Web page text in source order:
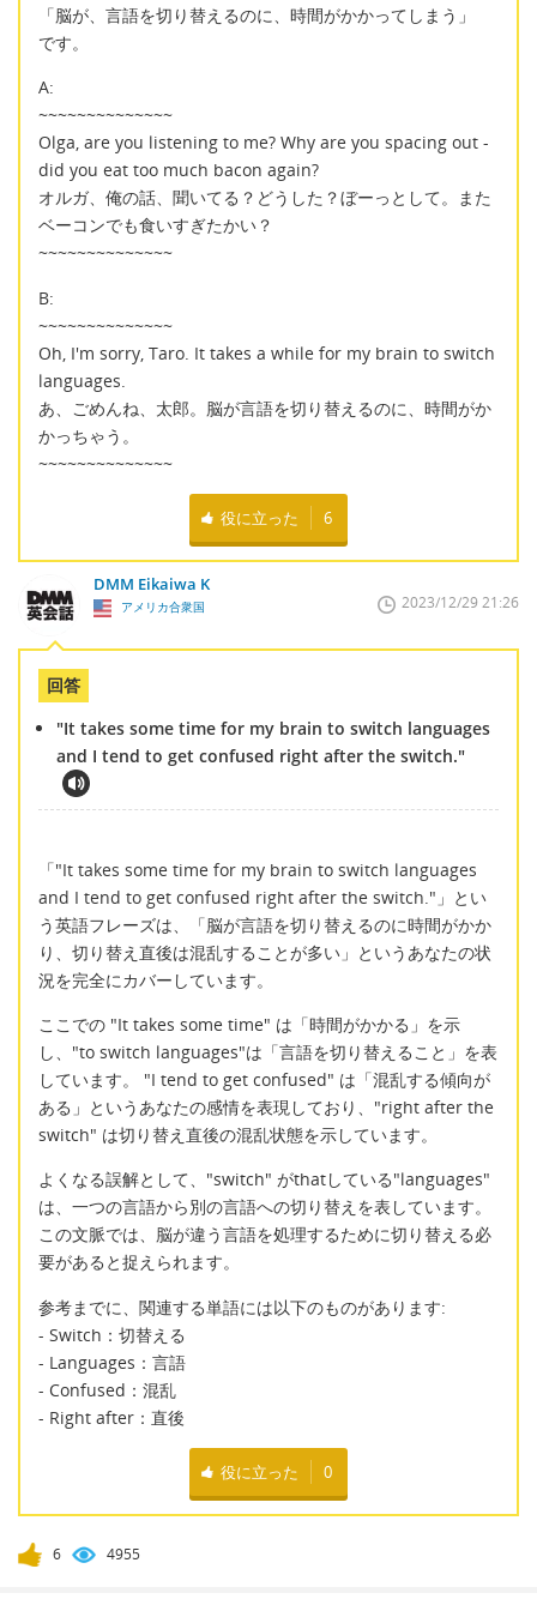
「脳が、言語を切り替えるのに、時間がかかってしまう」
です。
A:
~~~~~~~~~~~~~~
Olga, are you listening to me? Why are you spacing out -
did you eat too much bacon again?
オルガ、俺の話、聞いてる？どうした？ぼーっとして。また
ベーコンでも食いすぎたかい？
~~~~~~~~~~~~~~
B:
~~~~~~~~~~~~~~
Oh, I'm sorry, Taro. It takes a while for my brain to switch
languages.
あ、ごめんね、太郎。脳が言語を切り替えるのに、時間がか
かっちゃう。
~~~~~~~~~~~~~~
役に立った 6
DMM Eikaiwa K
アメリカ合衆国 2023/12/29 21:26
回答
"It takes some time for my brain to switch languages
and I tend to get confused right after the switch."
「"It takes some time for my brain to switch languages
and I tend to get confused right after the switch."」とい
う英語フレーズは、「脳が言語を切り替えるのに時間がかか
り、切り替え直後は混乱することが多い」というあなたの状
況を完全にカバーしています。
ここでの "It takes some time" は「時間がかかる」を示
し、"to switch languages"は「言語を切り替えること」を表
しています。 "I tend to get confused" は「混乱する傾向が
ある」というあなたの感情を表現しており、"right after the
switch" は切り替え直後の混乱状態を示しています。
よくなる誤解として、"switch" がthatしている"languages"
は、一つの言語から別の言語への切り替えを表しています。
この文脈では、脳が違う言語を処理するために切り替える必
要があると捉えられます。
参考までに、関連する単語には以下のものがあります:
- Switch：切替える
- Languages：言語
- Confused：混乱
- Right after：直後
役に立った 0
6 4955